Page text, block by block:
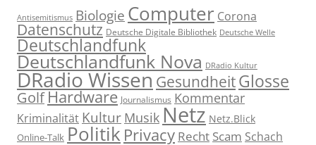
Antisemitismus Biologie Computer Corona
Datenschutz Deutsche Digitale Bibliothek Deutsche Welle
Deutschlandfunk
Deutschlandfunk Nova DRadio Kultur
DRadio WissenGesundheitGlosse
GolfHardware Journalismus Kommentar
Kriminalität Kultur Musik Netz Netz.Blick
Online-Talk Politik Privacy Recht Scam Schach